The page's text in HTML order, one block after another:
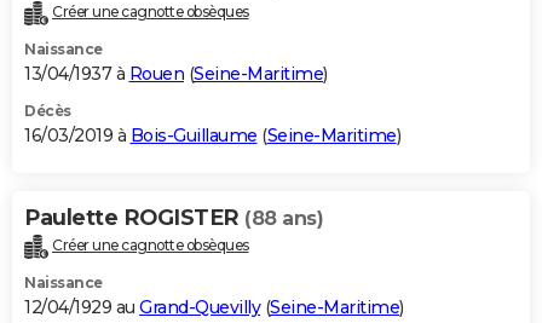
Créer une cagnotte obsèques
Naissance
13/04/1937 à Rouen (Seine-Maritime)
Décès
16/03/2019 à Bois-Guillaume (Seine-Maritime)
Paulette ROGISTER (88 ans)
Créer une cagnotte obsèques
Naissance
12/04/1929 au Grand-Quevilly(Seine-Maritime)